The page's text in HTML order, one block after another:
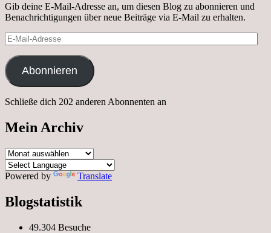
Gib deine E-Mail-Adresse an, um diesen Blog zu abonnieren und
Benachrichtigungen über neue Beiträge via E-Mail zu erhalten.
E-
Mail-
Adresse
Abonnieren
Schließe dich 202 anderen Abonnenten an
Mein Archiv
Mein
Archiv
Powered by
Translate
Blogstatistik
49.304 Besuche